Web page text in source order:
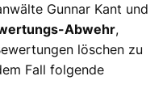
Gunnar Kant und
Abwehr,
löschen zu
Fall folgende